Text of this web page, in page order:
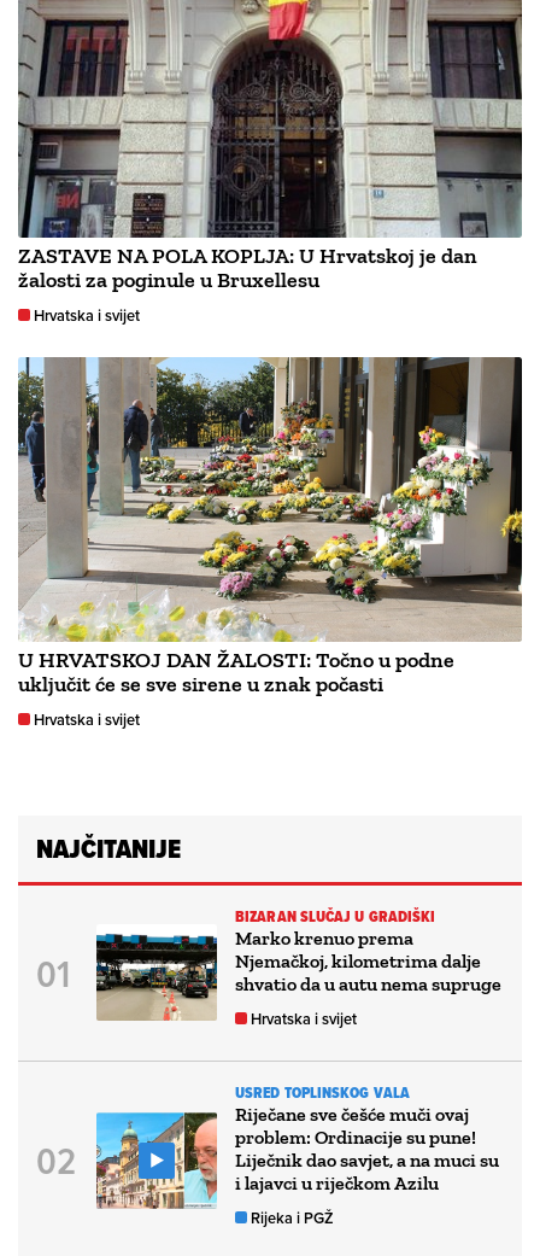
ZASTAVE NA POLA KOPLJA: U Hrvatskoj je dan
žalosti za poginule u Bruxellesu
Hrvatska i svijet
U HRVATSKOJ DAN ŽALOSTI: Točno u podne
uključit će se sve sirene u znak počasti
Hrvatska i svijet
NAJČITANIJE
BIZARAN SLUČAJ U GRADIŠKI
Marko krenuo prema
Njemačkoj, kilometrima dalje
shvatio da u autu nema supruge
Hrvatska i svijet
USRED TOPLINSKOG VALA
Riječane sve češće muči ovaj
problem: Ordinacije su pune!
Liječnik dao savjet, a na muci su
i lajavci u riječkom Azilu
Rijeka i PGŽ